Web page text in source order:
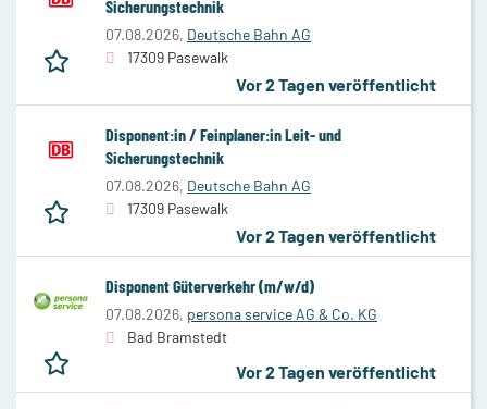
Sicherungstechnik
07.08.2026, Deutsche Bahn AG
17309 Pasewalk
Vor 2 Tagen veröffentlicht
Disponent:in / Feinplaner:in Leit- und
Sicherungstechnik
07.08.2026, Deutsche Bahn AG
17309 Pasewalk
Vor 2 Tagen veröffentlicht
Disponent Güterverkehr (m/w/d)
07.08.2026, persona service AG & Co. KG
Bad Bramstedt
Vor 2 Tagen veröffentlicht